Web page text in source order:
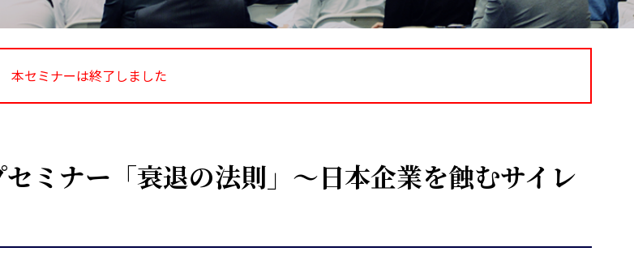
本セミナーは終了しました
ミナー「衰退の法則」～日本企業を蝕むサイレ